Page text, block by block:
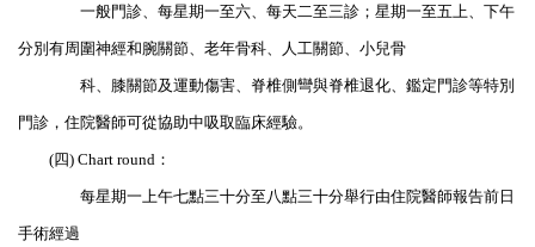
一般門診、每星期一至六、每天二至三診；星期一至五上、下午
分別有周圍神經和腕關節、老年骨科、人工關節、小兒骨
科、膝關節及運動傷害、脊椎側彎與脊椎退化、鑑定門診等特別
門診，住院醫師可從協助中吸取臨床經驗。
(四) Chart round：
每星期一上午七點三十分至八點三十分舉行由住院醫師報告前日
手術經過